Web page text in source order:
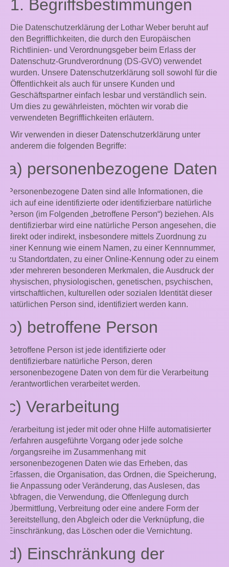
1. Begriffsbestimmungen
Die Datenschutzerklärung der Lothar Weber beruht auf
den Begrifflichkeiten, die durch den Europäischen
Richtlinien- und Verordnungsgeber beim Erlass der
Datenschutz-Grundverordnung (DS-GVO) verwendet
wurden. Unsere Datenschutzerklärung soll sowohl für die
Öffentlichkeit als auch für unsere Kunden und
Geschäftspartner einfach lesbar und verständlich sein.
Um dies zu gewährleisten, möchten wir vorab die
verwendeten Begrifflichkeiten erläutern.
Wir verwenden in dieser Datenschutzerklärung unter
anderem die folgenden Begriffe:
a) personenbezogene Daten
Personenbezogene Daten sind alle Informationen, die
sich auf eine identifizierte oder identifizierbare natürliche
Person (im Folgenden „betroffene Person“) beziehen. Als
identifizierbar wird eine natürliche Person angesehen, die
direkt oder indirekt, insbesondere mittels Zuordnung zu
einer Kennung wie einem Namen, zu einer Kennnummer,
zu Standortdaten, zu einer Online-Kennung oder zu einem
oder mehreren besonderen Merkmalen, die Ausdruck der
physischen, physiologischen, genetischen, psychischen,
wirtschaftlichen, kulturellen oder sozialen Identität dieser
natürlichen Person sind, identifiziert werden kann.
b) betroffene Person
Betroffene Person ist jede identifizierte oder
identifizierbare natürliche Person, deren
personenbezogene Daten von dem für die Verarbeitung
Verantwortlichen verarbeitet werden.
c) Verarbeitung
Verarbeitung ist jeder mit oder ohne Hilfe automatisierter
Verfahren ausgeführte Vorgang oder jede solche
Vorgangsreihe im Zusammenhang mit
personenbezogenen Daten wie das Erheben, das
Erfassen, die Organisation, das Ordnen, die Speicherung,
die Anpassung oder Veränderung, das Auslesen, das
Abfragen, die Verwendung, die Offenlegung durch
Übermittlung, Verbreitung oder eine andere Form der
Bereitstellung, den Abgleich oder die Verknüpfung, die
Einschränkung, das Löschen oder die Vernichtung.
d) Einschränkung der